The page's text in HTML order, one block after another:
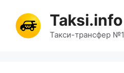
содержимому
Taksi.info
Такси-трансфер №1